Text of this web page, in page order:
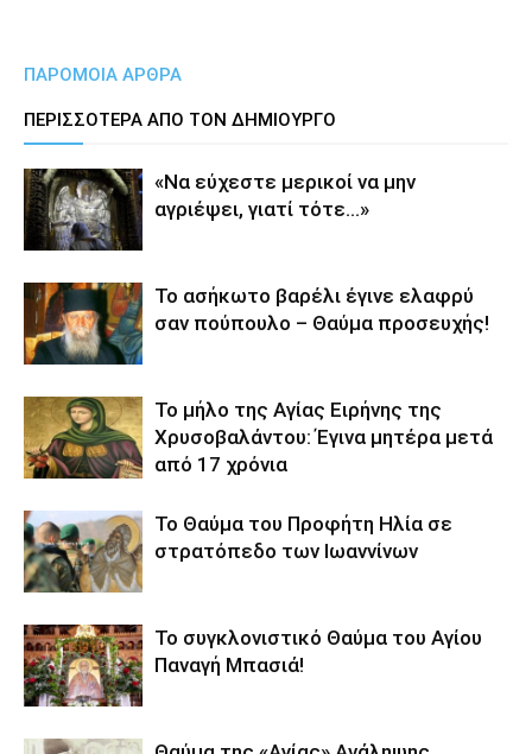
ΠΑΡΟΜΟΙΑ ΑΡΘΡΑ
ΠΕΡΙΣΣΟΤΕΡΑ ΑΠΟ ΤΟΝ ΔΗΜΙΟΥΡΓΟ
«Να εύχεστε μερικοί να μην
αγριέψει, γιατί τότε…»
Το ασήκωτο βαρέλι έγινε ελαφρύ
σαν πούπουλο – Θαύμα προσευχής!
Το μήλο της Αγίας Ειρήνης της
Χρυσοβαλάντου: Έγινα μητέρα μετά
από 17 χρόνια
Το Θαύμα του Προφήτη Ηλία σε
στρατόπεδο των Ιωαννίνων
Το συγκλονιστικό Θαύμα του Αγίου
Παναγή Μπασιά!